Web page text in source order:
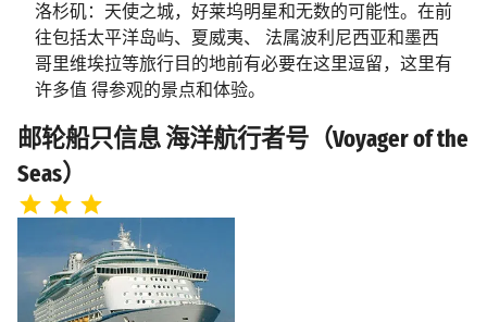
2026年11月20日星期五
上午7:00
洛杉矶
洛杉矶：天使之城，好莱坞明星和无数的可能性。在前
往包括太平洋岛屿、夏威夷、 法属波利尼西亚和墨西
哥里维埃拉等旅行目的地前有必要在这里逗留，这里有
许多值 得参观的景点和体验。
洛杉矶旅行指南 ：目的地和体验
洛杉矶是众多著名旅游景点如好莱坞、星光大道、环球
影城等的发源地。此外，洛杉 矶还是美国“国家地理”杂
志推荐的一生必去50个地方之一，不妨现在就跟着邮轮
去洛 杉矶的海边感受明媚的加州阳光吧！这里有许多
剧院，包括杜比剧院，还有专门介绍 电影历史的博物
馆和世界闻名的星光大道，在这里你还可以找到一颗星
邮轮船只信息 海洋航行者号（Voyager of the
Seas）